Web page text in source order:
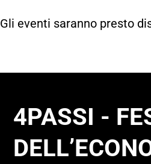
Gli eventi saranno presto
4PASSI -